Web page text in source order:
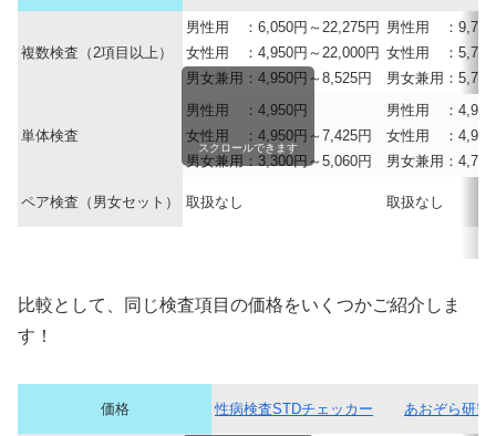
複数検査（2項目以上）
男性用 ：6,050円～22,275円
女性用 ：4,950円～22,000円
男女兼用：4,950円～8,525円
男性用 ：9,790
女性用 ：5,720
男女兼用：
単体検査
男性用 ：4,950円
女性用 ：4,950円～7,425円
男女兼用：3,300円～5,060円
男性用 ：4,950
女性用 ：4,950
男女兼用：
ペア検査（男女セット） 取扱なし 取扱なし
スクロールできます
比較として、同じ検査項目の価格をいくつかご紹介しま
す！
価格 性病検査STDチェッカー あおぞら研究